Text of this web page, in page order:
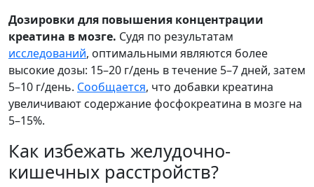
Дозировки для повышения концентрации
креатина в мозге. Судя по результатам
исследований, оптимальными являются более
высокие дозы: 15–20 г/день в течение 5–7 дней, затем
5–10 г/день. Сообщается, что добавки креатина
увеличивают содержание фосфокреатина в мозге на
5–15%.
Как избежать желудочно-
кишечных расстройств?